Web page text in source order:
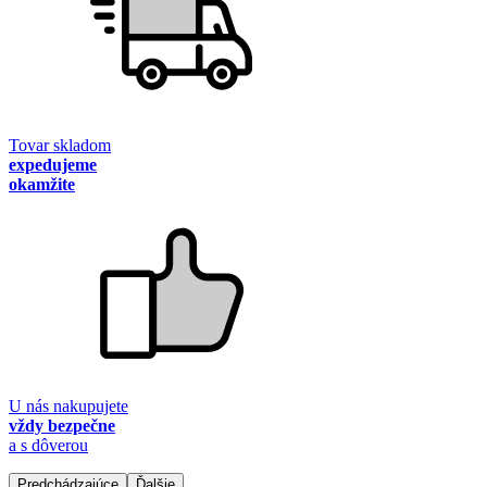
Tovar skladom
expedujeme
okamžite
U nás nakupujete
vždy bezpečne
a s dôverou